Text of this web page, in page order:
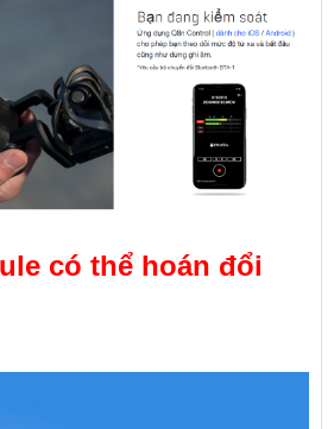
có thể hoán đổi